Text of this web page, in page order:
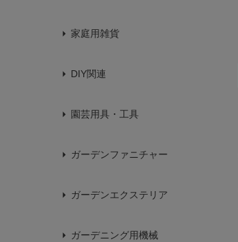
家庭用雑貨
DIY関連
園芸用具・工具
ガーデンファニチャー
ガーデンエクステリア
ガーデニング用機械